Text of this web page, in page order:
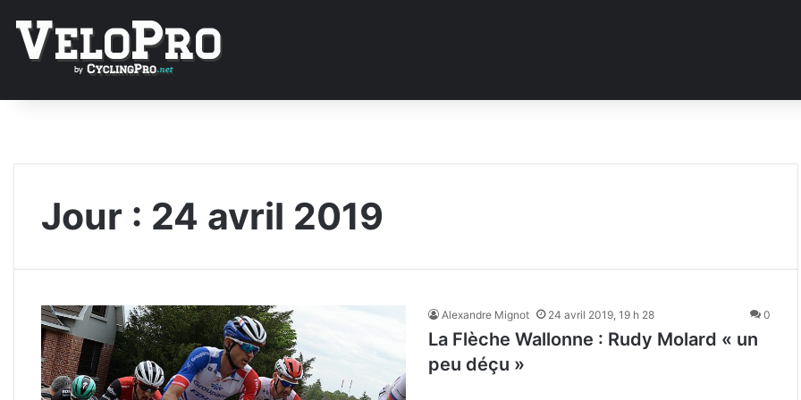
Jour : 24 avril 2019
Alexandre Mignot 24 avril 2019, 19 h 28 0
La Flèche Wallonne : Rudy Molard « un
peu déçu »